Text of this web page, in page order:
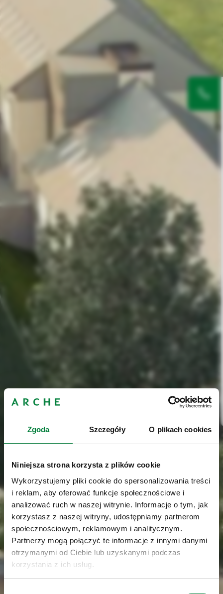
Zgoda Szczegóły O plikach cookies
Niniejsza strona korzysta z plików cookie
Wykorzystujemy pliki cookie do spersonalizowania treści
i reklam, aby oferować funkcje społecznościowe i
analizować ruch w naszej witrynie. Informacje o tym, jak
korzystasz z naszej witryny, udostępniamy partnerom
społecznościowym, reklamowym i analitycznym.
Partnerzy mogą połączyć te informacje z innymi danymi
otrzymanymi od Ciebie lub uzyskanymi podczas
korzystania z ich usług.